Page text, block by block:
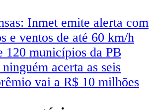
Inmet emite alerta com
e ventos de até 60 km/h
120 municípios da PB
acerta as seis
vai a R$ 10 milhões